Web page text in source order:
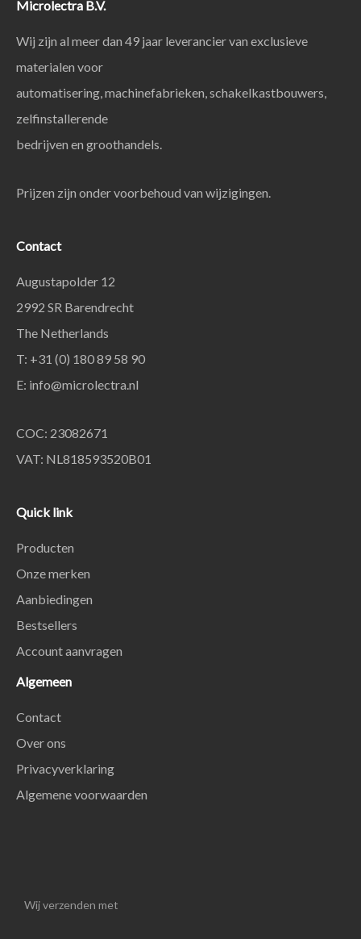
Microlectra B.V.
Wij zijn al meer dan 49 jaar leverancier van exclusieve
materialen voor
automatisering, machinefabrieken, schakelkastbouwers,
zelfinstallerende
bedrijven en groothandels.
Prijzen zijn onder voorbehoud van wijzigingen.
Contact
Augustapolder 12
2992 SR Barendrecht
The Netherlands
T: +31 (0) 180 89 58 90
E: info@microlectra.nl
COC: 23082671
VAT: NL818593520B01
Quick link
Producten
Onze merken
Aanbiedingen
Bestsellers
Account aanvragen
Algemeen
Contact
Over ons
Privacyverklaring
Algemene voorwaarden
Wij verzenden met